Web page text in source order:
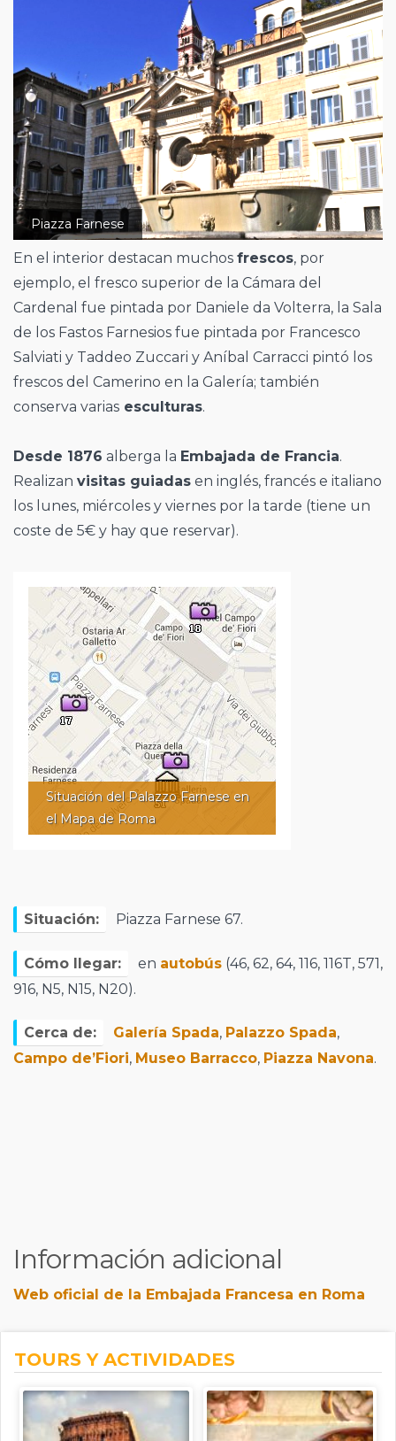
Piazza Farnese
En el interior destacan muchos frescos, por
ejemplo, el fresco superior de la Cámara del
Cardenal fue pintada por Daniele da Volterra, la Sala
de los Fastos Farnesios fue pintada por Francesco
Salviati y Taddeo Zuccari y Aníbal Carracci pintó los
frescos del Camerino en la Galería; también
conserva varias esculturas.
Desde 1876 alberga la Embajada de Francia.
Realizan visitas guiadas en inglés, francés e italiano
los lunes, miércoles y viernes por la tarde (tiene un
coste de 5€ y hay que reservar).
Situación del Palazzo Farnese en
el Mapa de Roma
Situación: Piazza Farnese 67.
Cómo llegar: en autobús (46, 62, 64, 116, 116T, 571,
916, N5, N15, N20).
Cerca de: Galería Spada, Palazzo Spada,
Campo de’Fiori, Museo Barracco, Piazza Navona.
Información adicional
Web oficial de la Embajada Francesa en Roma
TOURS Y ACTIVIDADES